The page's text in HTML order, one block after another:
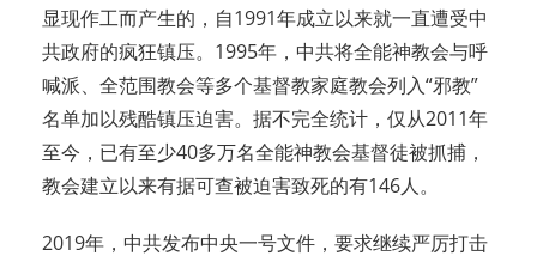
显现作工而产生的，自1991年成立以来就一直遭受中
共政府的疯狂镇压。1995年，中共将全能神教会与呼
喊派、全范围教会等多个基督教家庭教会列入“邪教”
名单加以残酷镇压迫害。据不完全统计，仅从2011年
至今，已有至少40多万名全能神教会基督徒被抓捕，
教会建立以来有据可查被迫害致死的有146人。
2019年，中共发布中央一号文件，要求继续严厉打击